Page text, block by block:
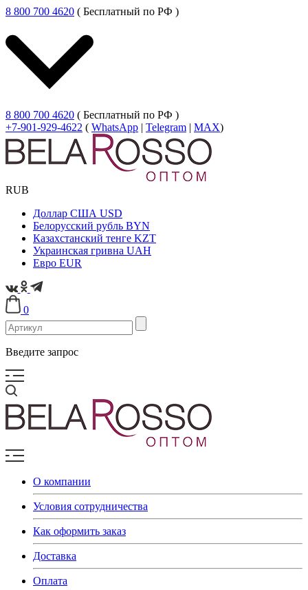
8 800 700 4620 ( Бесплатный по РФ )
8 800 700 4620 ( Бесплатный по РФ )
+7-901-929-4622 ( WhatsApp | Telegram | MAX)
RUB
Доллар США USD
Белорусский рубль BYN
Казахстанский тенге KZT
Украинская гривна UAH
Евро EUR
0
Введите запрос
О компании
Условия сотрудничества
Как оформить заказ
Доставка
Оплата